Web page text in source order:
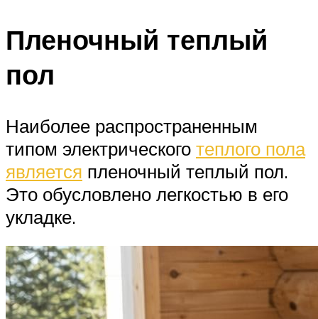
Пленочный теплый
пол
Наиболее распространенным
типом электрического теплого пола
является пленочный теплый пол.
Это обусловлено легкостью в его
укладке.